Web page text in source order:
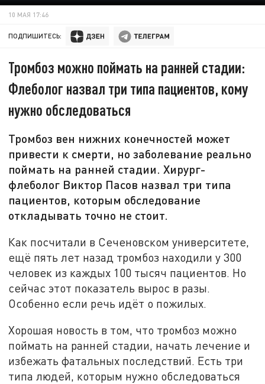
10 МАЯ 17:46
ПОДПИШИТЕСЬ:
Тромбоз можно поймать на ранней стадии:
Флеболог назвал три типа пациентов, кому
нужно обследоваться
Тромбоз вен нижних конечностей может
привести к смерти, но заболевание реально
поймать на ранней стадии. Хирург-
флеболог Виктор Пасов назвал три типа
пациентов, которым обследование
откладывать точно не стоит.
Как посчитали в Сеченовском университете,
ещё пять лет назад тромбоз находили у 300
человек из каждых 100 тысяч пациентов. Но
сейчас этот показатель вырос в разы.
Особенно если речь идёт о пожилых.
Хорошая новость в том, что тромбоз можно
поймать на ранней стадии, начать лечение и
избежать фатальных последствий. Есть три
типа людей, которым нужно обследоваться